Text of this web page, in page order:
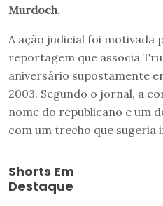
Murdoch.
A ação judicial foi motivada
reportagem que associa
aniversário supostamente
2003. Segundo o jornal, a
nome do republicano e um
com um trecho que sugeria
Shorts Em
Destaque